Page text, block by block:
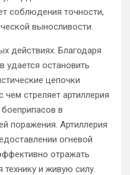
соблюдения точности,
выносливости.
действиях. Благодаря
удается остановить
цепочки
стреляет артиллерия
в
поражения. Артиллерия
огневой
отражать
и живую силу.